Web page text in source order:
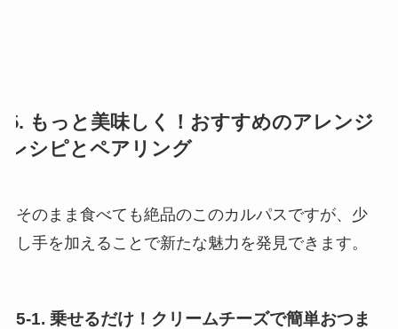
5. もっと美味しく！おすすめのアレンジ
レシピとペアリング
そのまま食べても絶品のこのカルパスですが、少
し手を加えることで新たな魅力を発見できます。
5-1. 乗せるだけ！クリームチーズで簡単おつま